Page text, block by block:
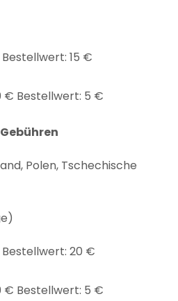
15 €
€ Bestellwert: 5 €
Polen, Tschechische
20 €
€ Bestellwert: 5 €